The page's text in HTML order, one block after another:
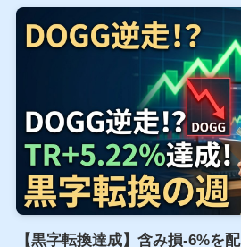
【黒字転換達成】含み損-6%を